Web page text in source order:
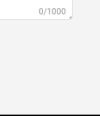
0/1000